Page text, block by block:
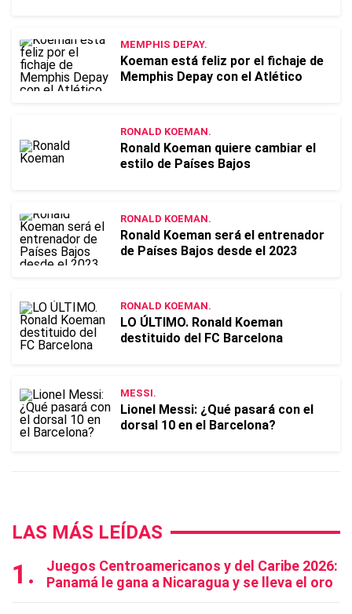
MEMPHIS DEPAY.
Koeman está feliz por el fichaje de
Memphis Depay con el Atlético
RONALD KOEMAN.
Ronald Koeman quiere cambiar el
estilo de Países Bajos
RONALD KOEMAN.
Ronald Koeman será el entrenador
de Países Bajos desde el 2023
RONALD KOEMAN.
LO ÚLTIMO. Ronald Koeman
destituido del FC Barcelona
MESSI.
Lionel Messi: ¿Qué pasará con el
dorsal 10 en el Barcelona?
LAS MÁS LEÍDAS
Juegos Centroamericanos y del Caribe 2026:
Panamá le gana a Nicaragua y se lleva el oro